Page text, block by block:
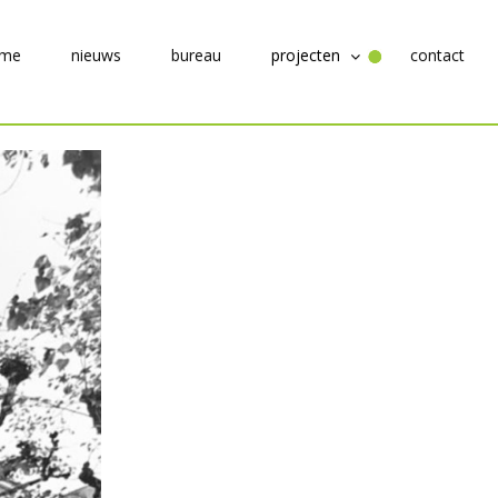
nieuws bureau projecten contact